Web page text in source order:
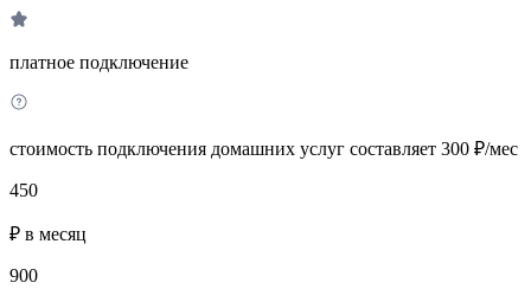
платное подключение
стоимость подключения домашних услуг составляет 300 ₽/мес
450
₽ в месяц
900